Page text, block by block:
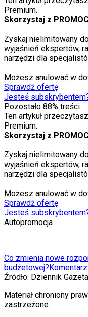
Premium.
Skorzystaj z
Zyskaj nielimitowany
wyjaśnień ekspertów,
narzędzi dla
Możesz anulować w
Sprawdź ofertę
Jesteś
Pozostało 88% treści
Ten artykuł
Premium.
Skorzystaj z
Zyskaj nielimitowany
wyjaśnień ekspertów,
narzędzi dla
Możesz anulować w
Sprawdź ofertę
Jesteś
Autopromocja
Co zmienia nowe
budżetowej?
Źródło: Dziennik
Materiał chroniony
zastrzeżone.